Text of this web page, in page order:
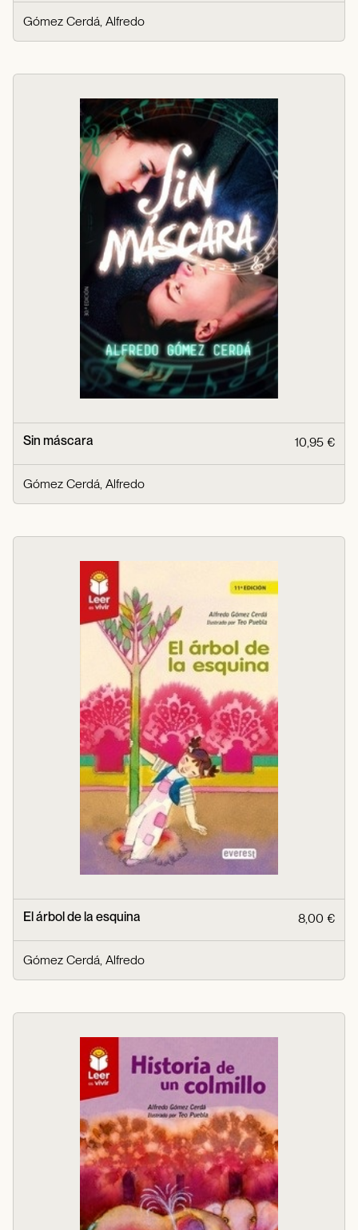
Gómez Cerdá, Alfredo
Sin máscara 10,95 €
Gómez Cerdá, Alfredo
El árbol de la esquina 8,00 €
Gómez Cerdá, Alfredo